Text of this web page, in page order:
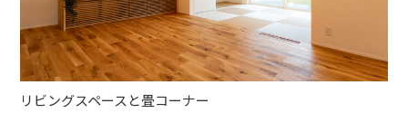
リビングスペースと畳コーナー